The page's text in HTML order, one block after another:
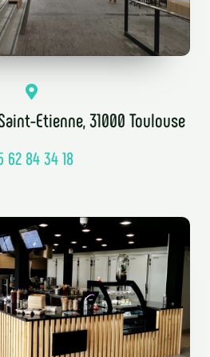
Etienne, 31000 Toulouse
62 84 34 18